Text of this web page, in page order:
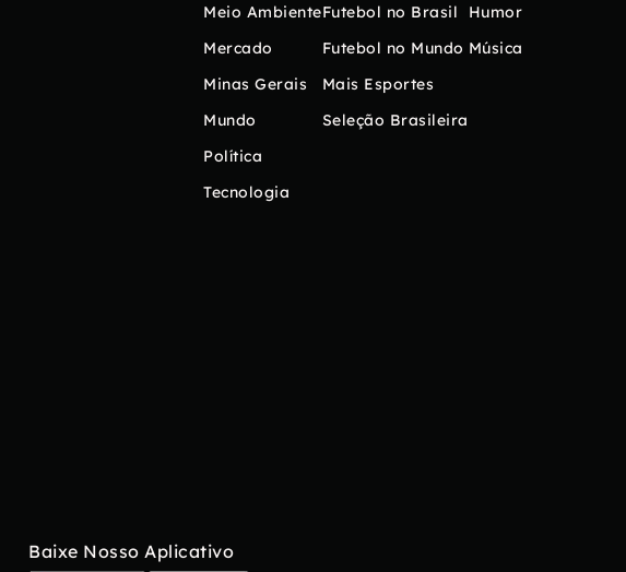
Meio Ambiente
Mercado
Minas Gerais
Mundo
Política
Tecnologia
Futebol no Brasil
Futebol no Mundo
Mais Esportes
Seleção Brasileira
Humor
Música
Baixe Nosso Aplicativo